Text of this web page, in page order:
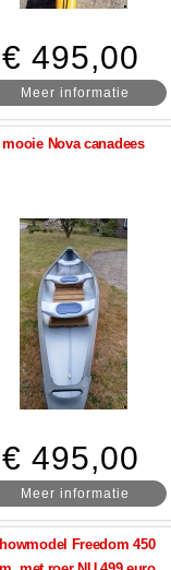
€ 495,00
Meer informatie
mooie Nova canadees
€ 495,00
Meer informatie
Freedom 450